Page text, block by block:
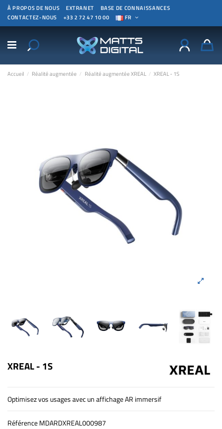
À PROPOS DE NOUS EXTRANET
BASE DE CONNAISSANCES
CONTACTEZ-NOUS
+33 2 72 47 10 00 FR
Accueil Réalité augmentée Réalité augmentée XREAL XREAL - 1S
XREAL - 1S
Optimisez vos usages avec un affichage AR immersif
RéférenceMDARDXREAL000987